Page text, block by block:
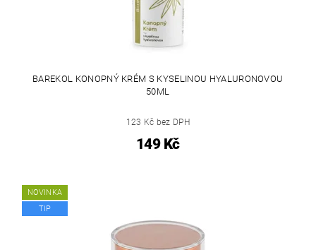
BAREKOL KONOPNÝ KRÉM S KYSELINOU HYALURONOVOU
50ML
123 Kč bez DPH
149 Kč
NOVINKA
TIP